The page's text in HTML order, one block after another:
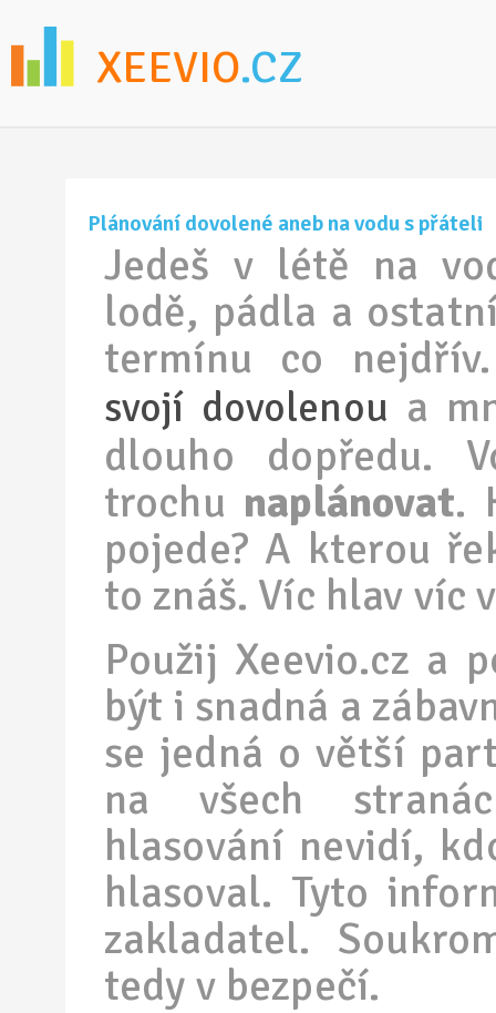
XEEVIO.CZ
Plánování dovolené aneb na vodu s přáteli
Jedeš v létě na
lodě, pádla a
termínu co
svojí dovolenou a
dlouho dopředu.
trochu naplánovat.
pojede? A kterou
to znáš. Víc hlav víc
Použij Xeevio.cz a
být i snadná a
se jedná o větší
na všech
hlasování nevidí,
hlasoval. Tyto
zakladatel.
tedy v bezpečí.